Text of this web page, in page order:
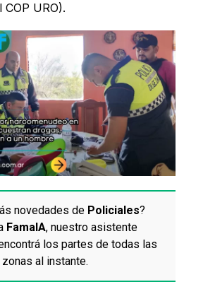
URO).
novedades de Policiales?
FamaIA, nuestro asistente
los partes de todas las
zonas al instante.